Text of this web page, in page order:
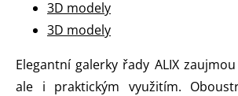
3D modely
3D modely
Elegantní galerky řady ALIX
ale i praktickým využitím.